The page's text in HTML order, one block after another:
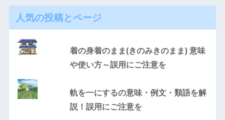
人気の投稿とページ
着の身着のまま(きのみきのまま) 意味
や使い方～誤用にご注意を
軌を一にするの意味・例文・類語を解
説！誤用にご注意を